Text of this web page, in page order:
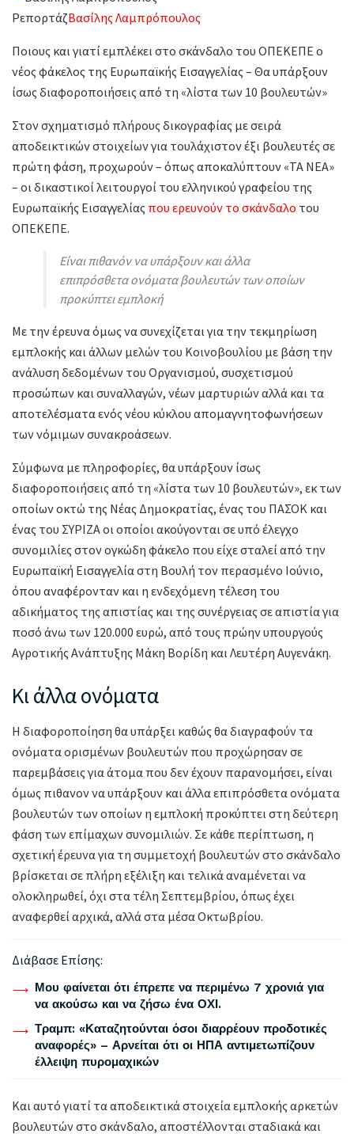
ΡεπορτάζΒασίλης Λαμπρόπουλος
Ποιους και γιατί εμπλέκει στο σκάνδαλο του ΟΠΕΚΕΠΕ ο
νέος φάκελος της Ευρωπαϊκής Εισαγγελίας – Θα υπάρξουν
ίσως διαφοροποιήσεις από τη «λίστα των 10 βουλευτών»
Στον σχηματισμό πλήρους δικογραφίας με σειρά
αποδεικτικών στοιχείων για τουλάχιστον έξι βουλευτές σε
πρώτη φάση, προχωρούν – όπως αποκαλύπτουν «ΤΑ ΝΕΑ»
– οι δικαστικοί λειτουργοί του ελληνικού γραφείου της
Ευρωπαϊκής Εισαγγελίας που ερευνούν το σκάνδαλο του
ΟΠΕΚΕΠΕ.
Είναι πιθανόν να υπάρξουν και άλλα
επιπρόσθετα ονόματα βουλευτών των οποίων
προκύπτει εμπλοκή
Με την έρευνα όμως να συνεχίζεται για την τεκμηρίωση
εμπλοκής και άλλων μελών του Κοινοβουλίου με βάση την
ανάλυση δεδομένων του Οργανισμού, συσχετισμού
προσώπων και συναλλαγών, νέων μαρτυριών αλλά και τα
αποτελέσματα ενός νέου κύκλου απομαγνητοφωνήσεων
των νόμιμων συνακροάσεων.
Σύμφωνα με πληροφορίες, θα υπάρξουν ίσως
διαφοροποιήσεις από τη «λίστα των 10 βουλευτών», εκ των
οποίων οκτώ της Νέας Δημοκρατίας, ένας του ΠΑΣΟΚ και
ένας του ΣΥΡΙΖΑ οι οποίοι ακούγονται σε υπό έλεγχο
συνομιλίες στον ογκώδη φάκελο που είχε σταλεί από την
Ευρωπαϊκή Εισαγγελία στη Βουλή τον περασμένο Ιούνιο,
όπου αναφέρονταν και η ενδεχόμενη τέλεση του
αδικήματος της απιστίας και της συνέργειας σε απιστία για
ποσό άνω των 120.000 ευρώ, από τους πρώην υπουργούς
Αγροτικής Ανάπτυξης Μάκη Βορίδη και Λευτέρη Αυγενάκη.
Κι άλλα ονόματα
Η διαφοροποίηση θα υπάρξει καθώς θα διαγραφούν τα
ονόματα ορισμένων βουλευτών που προχώρησαν σε
παρεμβάσεις για άτομα που δεν έχουν παρανομήσει, είναι
όμως πιθανον να υπάρξουν και άλλα επιπρόσθετα ονόματα
βουλευτών των οποίων η εμπλοκή προκύπτει στη δεύτερη
φάση των επίμαχων συνομιλιών. Σε κάθε περίπτωση, η
σχετική έρευνα για τη συμμετοχή βουλευτών στο σκάνδαλο
βρίσκεται σε πλήρη εξέλιξη και τελικά αναμένεται να
ολοκληρωθεί, όχι στα τέλη Σεπτεμβρίου, όπως έχει
αναφερθεί αρχικά, αλλά στα μέσα Οκτωβρίου.
Διάβασε Επίσης:
Μου φαίνεται ότι έπρεπε να περιμένω 7 χρονιά για
να ακούσω και να ζήσω ένα ΟΧΙ.
Τραμπ: «Καταζητούνται όσοι διαρρέουν προδοτικές
αναφορές» – Αρνείται ότι οι ΗΠΑ αντιμετωπίζουν
έλλειψη πυρομαχικών
Και αυτό γιατί τα αποδεικτικά στοιχεία εμπλοκής αρκετών
βουλευτών στο σκάνδαλο, αποστέλλονται σταδιακά και